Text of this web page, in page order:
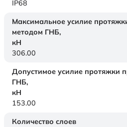
IP68
Максимальное усилие
методом ГНБ,
кН
306.00
Допустимое усилие протяжки
ГНБ,
кН
153.00
Количество слоев